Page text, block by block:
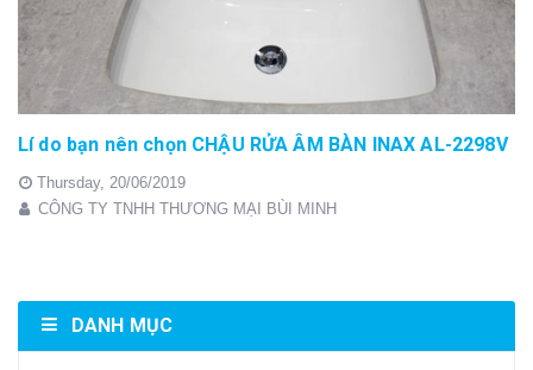
Lí do bạn nên chọn CHẬU RỬA ÂM BÀN INAX AL-2298V
Thursday, 20/06/2019
CÔNG TY TNHH THƯƠNG MẠI BÙI MINH
DANH MỤC